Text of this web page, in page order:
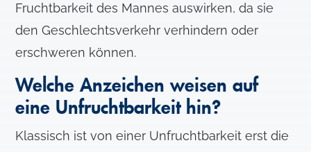
Fruchtbarkeit des Mannes auswirken, da sie
den Geschlechtsverkehr verhindern oder
erschweren können.
Welche Anzeichen weisen auf
eine Unfruchtbarkeit hin?
Klassisch ist von einer Unfruchtbarkeit erst die